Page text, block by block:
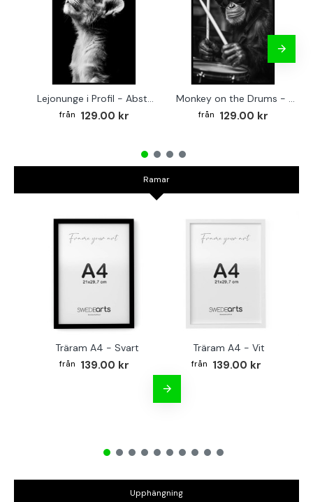
Lejonunge i Profil - Abstrakt poster i svartvitt
129.00 kr
Monkey on the Drums - Trendig poster
129.00 kr
Ramar
Träram A4 - Svart
139.00 kr
Träram A4 - Vit
139.00 kr
Upphängning